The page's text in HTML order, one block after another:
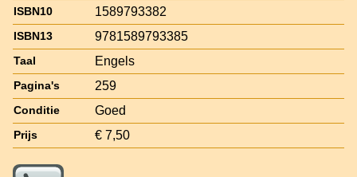
ISBN10 1589793382
ISBN13 9781589793385
Taal Engels
Pagina's 259
Conditie Goed
Prijs € 7,50